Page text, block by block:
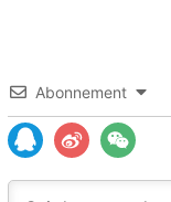
Abonnement